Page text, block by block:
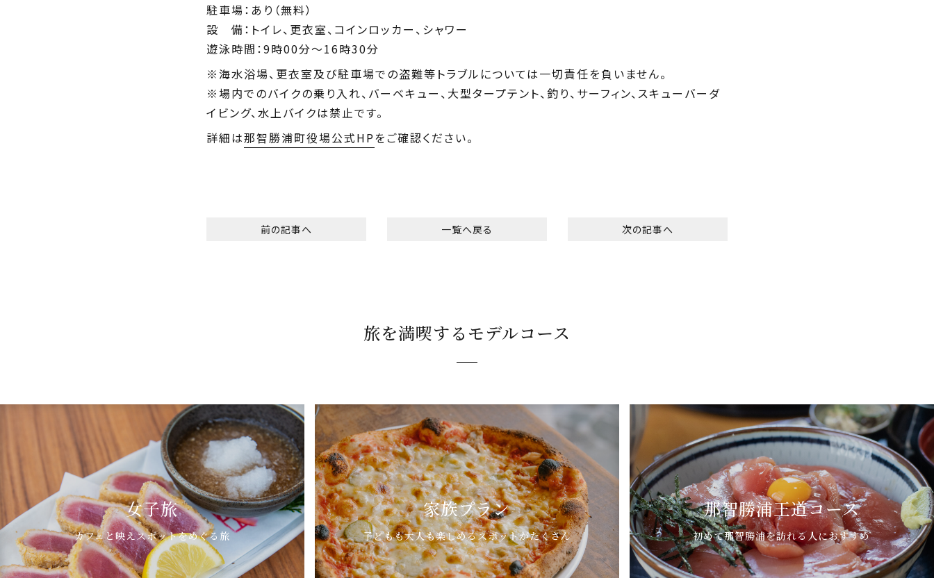
駐車場：あり（無料）
設 備：トイレ、更衣室、コインロッカー、シャワー
遊泳時間：9時00分～16時30分
※海水浴場、更衣室及び駐車場での盗難等トラブルについては一切責任を負いません。
※場内でのバイクの乗り入れ、バーベキュー、大型タープテント、釣り、サーフィン、スキューバーダ
イビング、水上バイクは禁止です。
詳細は那智勝浦町役場公式HPをご確認ください。
前の記事へ 一覧へ戻る 次の記事へ
旅を満喫するモデルコース
女子旅
カフェと映えスポットをめぐる旅
家族プラン
子どもも大人も楽しめるスポットがたくさん
那智勝浦王道コース
初めて那智勝浦を訪れる人におすすめ